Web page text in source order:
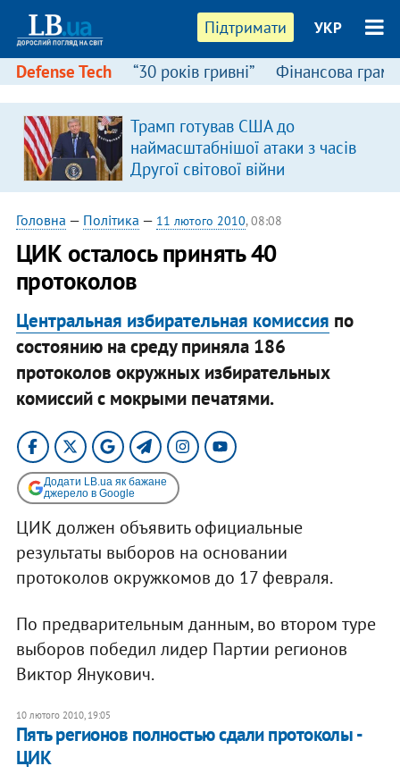
Підтримати УКР
Defense Tech “30 років гривні” Фінансова
Трамп готував США до
наймасштабнішої атаки з часів
Другої світової війни
Головна — Політика — 11 лютого 2010, 08:08
ЦИК осталось принять 40
протоколов
Центральная избирательная комиссия по
состоянию на среду приняла 186
протоколов окружных избирательных
комиссий с мокрыми печатями.
Додати LB.ua як бажане
джерело в Google
ЦИК должен объявить официальные
результаты выборов на основании
протоколов окружкомов до 17 февраля.
По предварительным данным, во втором туре
выборов победил лидер Партии регионов
Виктор Янукович.
10 лютого 2010, 19:05
Пять регионов полностью сдали протоколы -
ЦИК